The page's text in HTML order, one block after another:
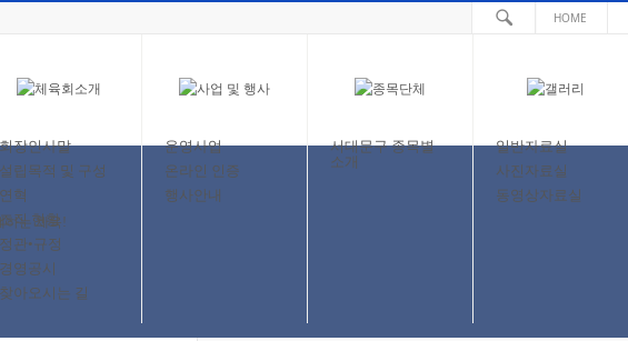
HOME
회장인사말
설립목적 및 구성
연혁
조직 현황
정관•규정
경영공시
찾아오시는 길
운영사업
온라인 인증
행사안내
서대문구 종목별
소개
일반자료실
사진자료실
동영상자료실